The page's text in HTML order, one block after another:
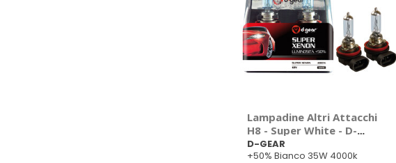
Lampadine Altri Attacchi
H8 - Super White - D-
GEAR
D-GEAR
+50% Bianco 35W 4000k